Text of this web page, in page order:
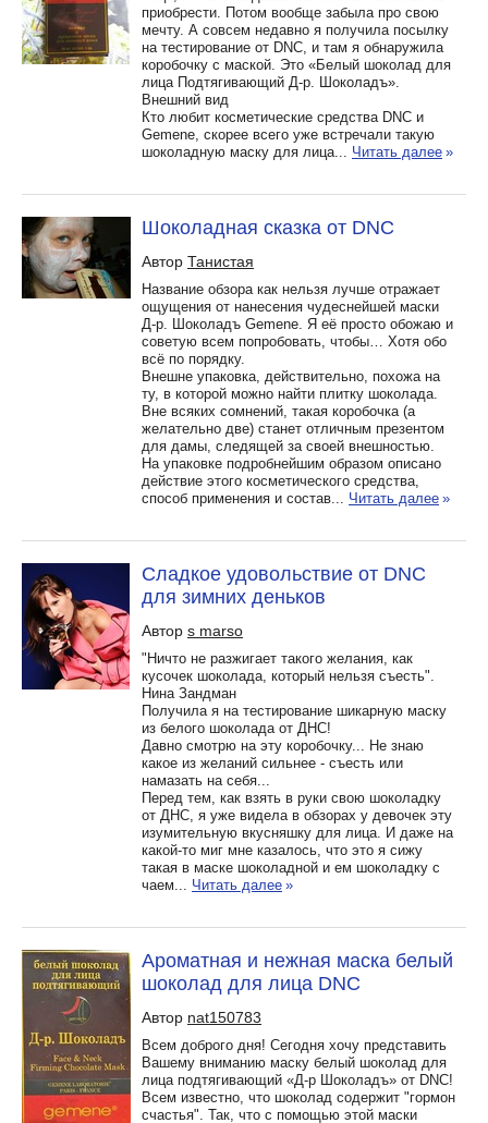
приобрести. Потом вообще забыла про свою
мечту. А совсем недавно я получила посылку
на тестирование от DNC, и там я обнаружила
коробочку с маской. Это «Белый шоколад для
лица Подтягивающий Д-р. Шоколадъ».
Внешний вид
Кто любит косметические средства DNC и
Gemene, скорее всего уже встречали такую
шоколадную маску для лица... Читать далее »
Шоколадная сказка от DNC
Автор Танистая
Название обзора как нельзя лучше отражает
ощущения от нанесения чудеснейшей маски
Д-р. Шоколадъ Gemene. Я её просто обожаю и
советую всем попробовать, чтобы… Хотя обо
всё по порядку.
Внешне упаковка, действительно, похожа на
ту, в которой можно найти плитку шоколада.
Вне всяких сомнений, такая коробочка (а
желательно две) станет отличным презентом
для дамы, следящей за своей внешностью.
На упаковке подробнейшим образом описано
действие этого косметического средства,
способ применения и состав... Читать далее »
Сладкое удовольствие от DNC
для зимних деньков
Автор s marso
"Ничто не разжигает такого желания, как
кусочек шоколада, который нельзя съесть".
Нина Зандман
Получила я на тестирование шикарную маску
из белого шоколада от ДНС!
Давно смотрю на эту коробочку... Не знаю
какое из желаний сильнее - съесть или
намазать на себя...
Перед тем, как взять в руки свою шоколадку
от ДНС, я уже видела в обзорах у девочек эту
изумительную вкусняшку для лица. И даже на
какой-то миг мне казалось, что это я сижу
такая в маске шоколадной и ем шоколадку с
чаем... Читать далее »
Ароматная и нежная маска белый
шоколад для лица DNC
Автор nat150783
Всем доброго дня! Сегодня хочу представить
Вашему вниманию маску белый шоколад для
лица подтягивающий «Д-р Шоколадъ» от DNC!
Всем известно, что шоколад содержит "гормон
счастья". Так, что с помощью этой маски